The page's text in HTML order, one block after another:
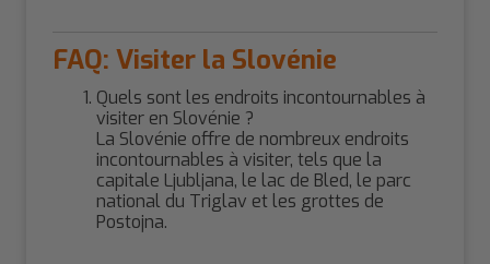
FAQ: Visiter la Slovénie
Quels sont les endroits incontournables à
visiter en Slovénie ?
La Slovénie offre de nombreux endroits
incontournables à visiter, tels que la
capitale Ljubljana, le lac de Bled, le parc
national du Triglav et les grottes de
Postojna.